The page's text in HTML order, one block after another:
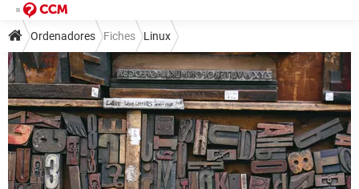
Ordenadores Fiches Linux